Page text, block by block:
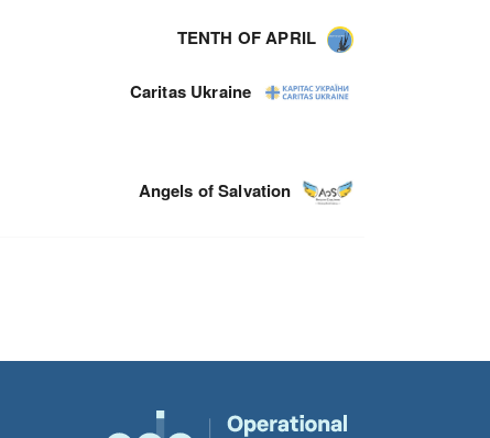
TENTH OF APRIL
Caritas Ukraine
Angels of Salvation